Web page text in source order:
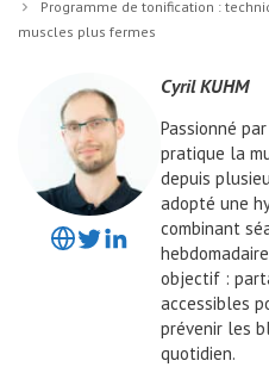
Programme de tonification :
muscles plus fermes
Cyril KUHM
Passionné
pratique la
depuis
adopté une
combinant
objectif :
accessibles
prévenir les
quotidien.